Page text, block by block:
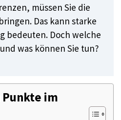
müssen Sie die
Das kann starke
bedeuten. Doch welche
was können Sie tun?
im